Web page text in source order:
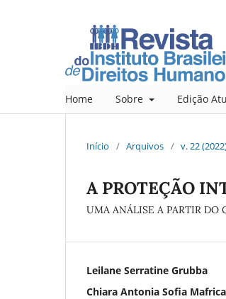
Home Sobre Edição
Início / Arquivos / v. 22
A PROTEÇÃO
UMA ANÁLISE A PARTIR DO
Leilane Serratine Grubba
Chiara Antonia Sofia